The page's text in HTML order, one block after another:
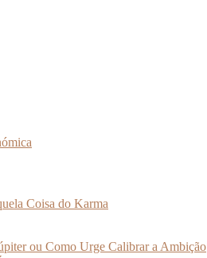
Coisa do Karma
ou Como Urge Calibrar a Ambição